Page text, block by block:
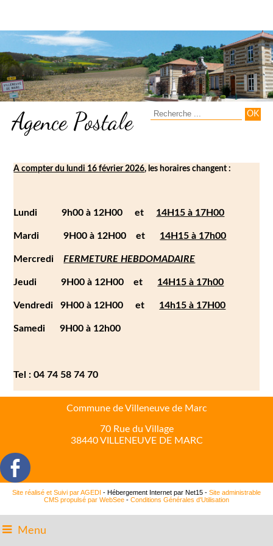
Menu
Agence Postale
A compter du lundi 16 février 2026, les horaires changent :
Lundi 9h00 à 12H00 et 14H15 à 17H00
Mardi 9H00 à 12H00 et 14H15 à 17h00
MercrediFERMETURE HEBDOMADAIRE
Jeudi 9H00 à 12H00 et 14H15 à 17h00
Vendredi 9H00 à 12H00 et 14h15 à 17H00
Samedi 9H00 à 12h00
Tel : 04 74 58 74 70
Commune de Villeneuve de Marc
70 Rue du Village
38440 VILLENEUVE DE MARC
Site réalisé et Suivi par AGEDI - Hébergement Internet par Net15 - Site administrable
CMS propulsé par WebSee - Conditions Générales d'Utilisation